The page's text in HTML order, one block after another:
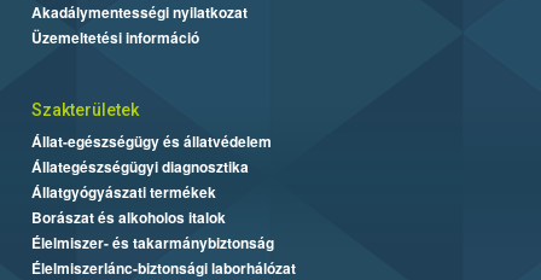
Akadálymentességi nyilatkozat
Üzemeltetési információ
Szakterületek
Állat-egészségügy és állatvédelem
Állategészségügyi diagnosztika
Állatgyógyászati termékek
Borászat és alkoholos italok
Élelmiszer- és takarmánybiztonság
Élelmiszerlánc-biztonsági laborhálózat